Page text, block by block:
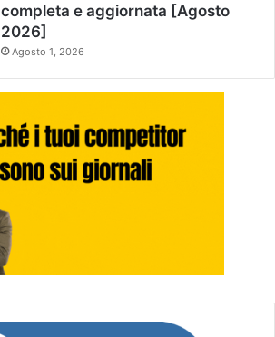
completa e aggiornata [Agosto
2026]
Agosto 1, 2026